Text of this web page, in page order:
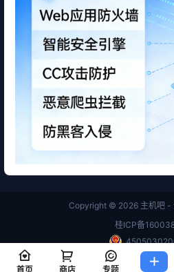
Copyright © 2026 主机吧 -
桂ICP备
查询 14 次，耗时
首页 商店 专题